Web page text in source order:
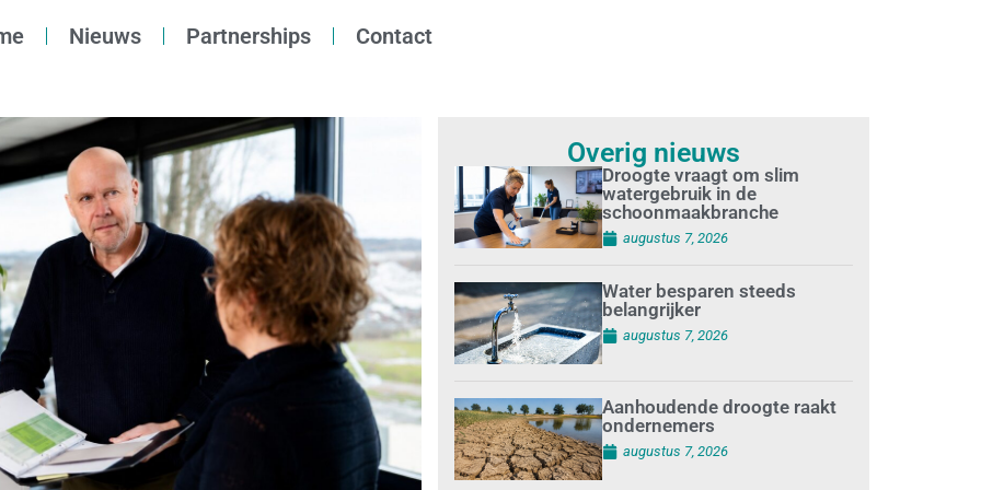
Nieuws Partnerships Contact
Overig nieuws
Droogte vraagt om slim
watergebruik in de
schoonmaakbranche
augustus 7, 2026
Water besparen steeds
belangrijker
augustus 7, 2026
Aanhoudende droogte raakt
ondernemers
augustus 7, 2026